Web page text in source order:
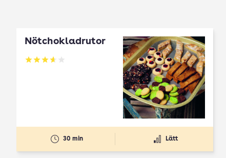
Nötchokladrutor
Betyg: 3.65 av 5
30 min Lätt